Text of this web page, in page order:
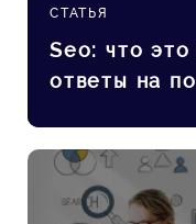
СТАТЬЯ
Seo: что
ответы на